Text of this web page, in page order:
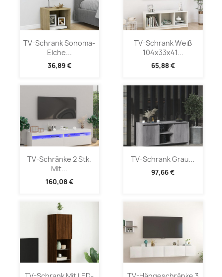
TV-Schrank Sonoma-
Eiche...
36,89 €
TV-Schrank Weiß
104x33x41...
65,88 €
TV-Schränke 2 Stk.
Mit...
160,08 €
TV-Schrank Grau...
97,66 €